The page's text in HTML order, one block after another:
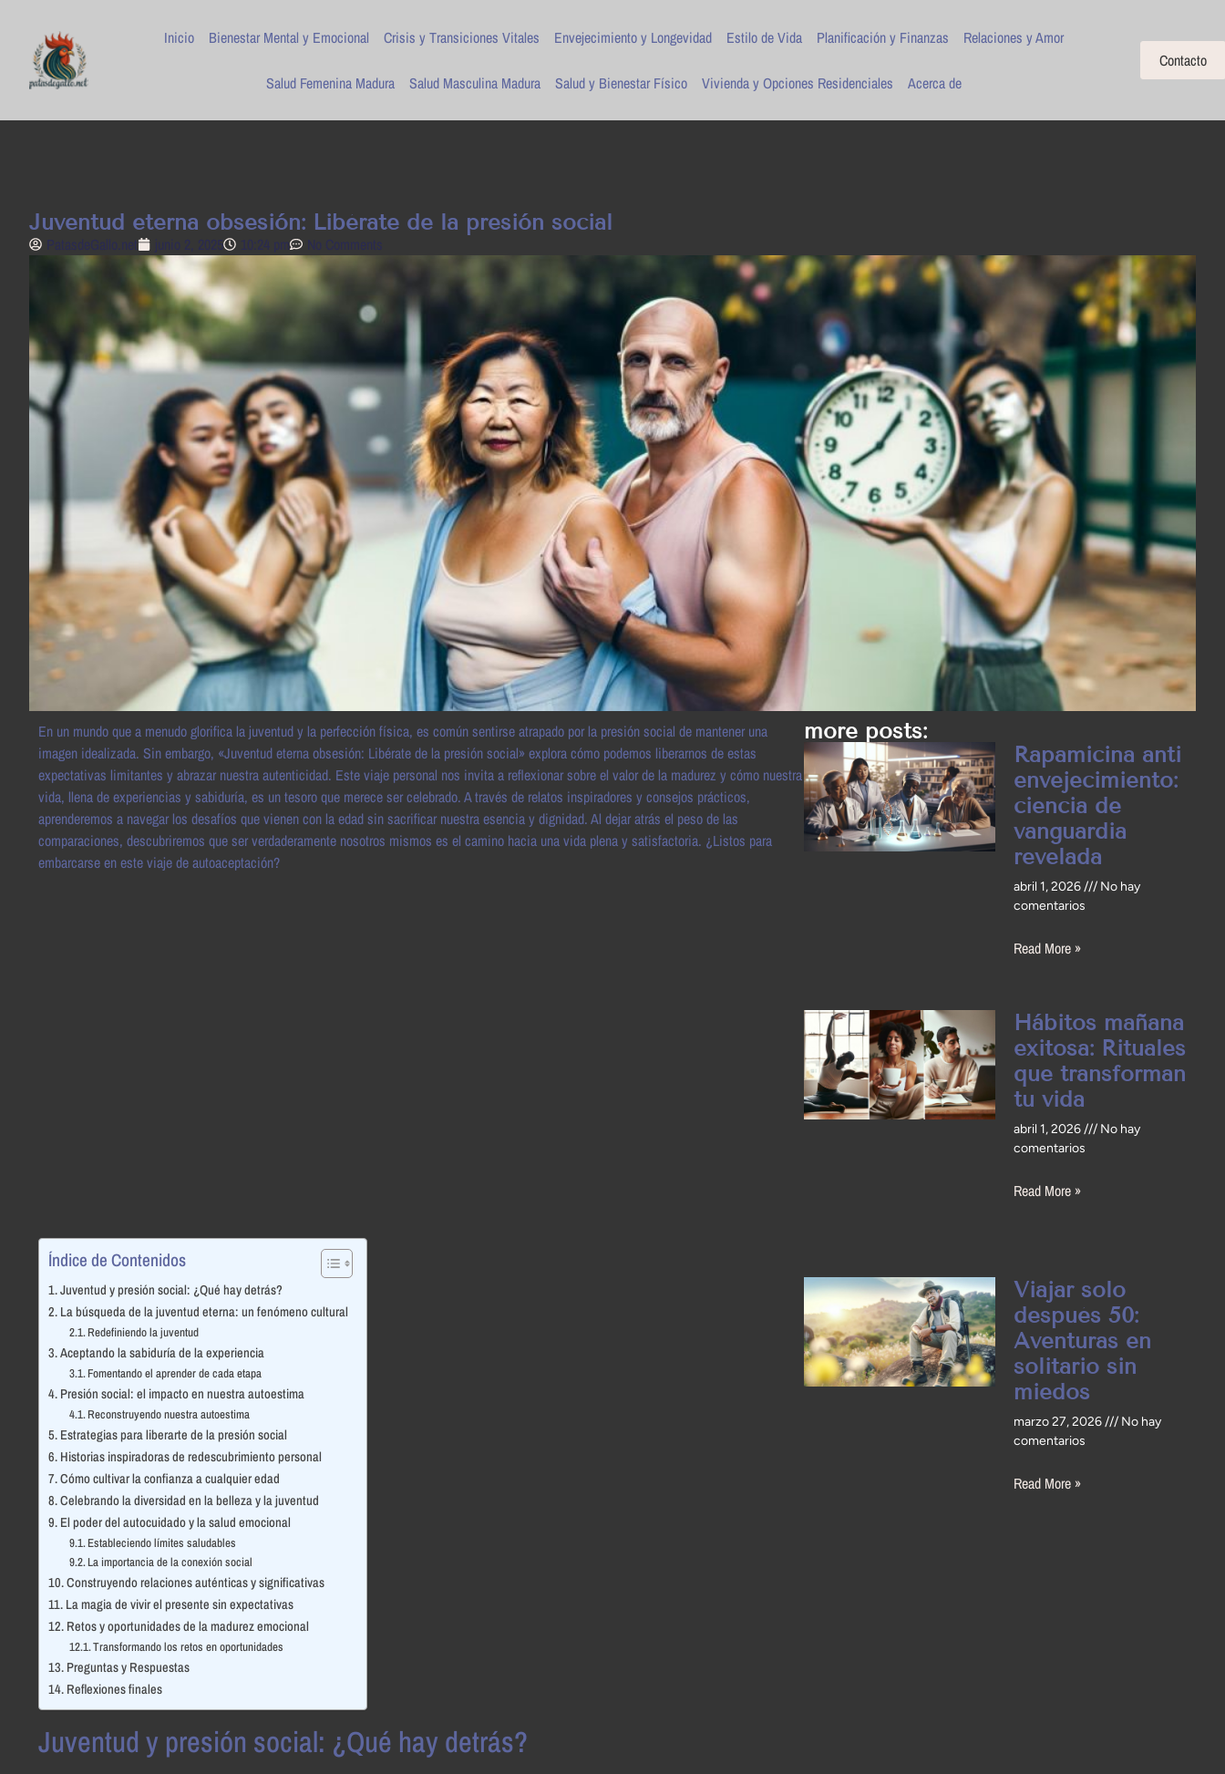
Inicio Bienestar Mental y Emocional Crisis y Transiciones Vitales Envejecimiento y Longevidad Estilo de Vida Planificación y Finanzas Relaciones y Amor
Salud Femenina Madura Salud Masculina Madura Salud y Bienestar Físico Vivienda y Opciones Residenciales Acerca de
Contacto
Juventud eterna obsesión: Libérate de la presión social
PatasdeGallo .net junio 2, 2025 10:24 pm No Comments
En un mundo que a menudo glorifica la juventud y la perfección física, es común sentirse atrapado por la presión social de mantener una
imagen idealizada. Sin embargo, «Juventud eterna obsesión: Libérate de la presión social» explora cómo podemos liberarnos de estas
expectativas limitantes y abrazar nuestra autenticidad. Este viaje personal nos invita a reflexionar sobre el valor de la madurez y cómo nuestra
vida, llena de experiencias y sabiduría, es un tesoro que merece ser celebrado. A través de relatos inspiradores y consejos prácticos,
aprenderemos a navegar los desafíos que vienen con la edad sin sacrificar nuestra esencia y dignidad. Al dejar atrás el peso de las
comparaciones, descubriremos que ser verdaderamente nosotros mismos es el camino hacia una vida plena y satisfactoria. ¿Listos para
embarcarse en este viaje de autoaceptación?
Índice de Contenidos
Juventud y presión social: ¿Qué hay detrás?
La búsqueda de la juventud eterna: un fenómeno cultural
Redefiniendo la juventud
Aceptando la sabiduría de la experiencia
Fomentando el aprender de cada etapa
Presión social: el impacto en nuestra autoestima
Reconstruyendo nuestra autoestima
Estrategias para liberarte de la presión social
Historias inspiradoras de redescubrimiento personal
Cómo cultivar la confianza a cualquier edad
Celebrando la diversidad en la belleza y la juventud
El poder del autocuidado y la salud emocional
Estableciendo límites saludables
La importancia de la conexión social
Construyendo relaciones auténticas y significativas
La magia de vivir el presente sin expectativas
Retos y oportunidades de la madurez emocional
Transformando los retos en oportunidades
Preguntas y Respuestas
Reflexiones finales
Juventud y presión social: ¿Qué hay detrás?
more posts:
Rapamicina anti
envejecimiento:
ciencia de
vanguardia
revelada
abril 1, 2026
No hay
comentarios
Read More »
Hábitos mañana
exitosa: Rituales
que transforman
tu vida
abril 1, 2026
No hay
comentarios
Read More »
Viajar solo
después 50:
Aventuras en
solitario sin
miedos
marzo 27, 2026
No hay
comentarios
Read More »